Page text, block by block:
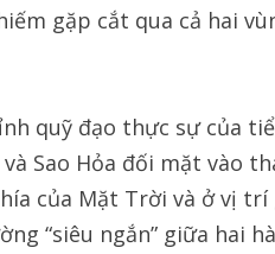
gặp cắt qua cả hai
quỹ đạo thực sự của
Sao Hỏa đối mặt vào
của Mặt Trời và ở vị
“siêu ngắn” giữa hai